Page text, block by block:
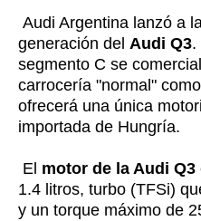
Audi Argentina lanzó a
generación del Audi Q3.
segmento C se
carrocería "normal"
ofrecerá una única
importada de Hungría.
El motor de la Audi Q3
1.4 litros, turbo (TFSi)
y un torque máximo de